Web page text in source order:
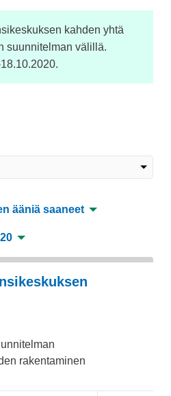
kahden yhtä
suunnitelman välillä.
ääniä saaneet
20
rakentaminen